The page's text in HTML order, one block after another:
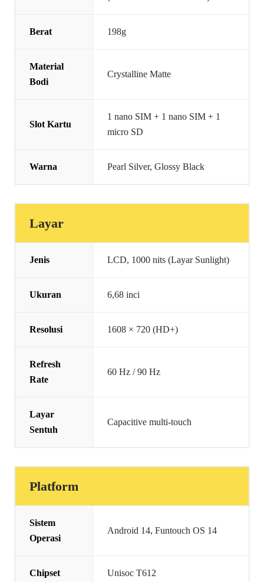
Berat 198g
Material
Bodi
Crystalline Matte
Slot Kartu
1 nano SIM + 1 nano SIM + 1
micro SD
Warna Pearl Silver, Glossy Black
Layar
Jenis LCD, 1000 nits (Layar Sunlight)
Ukuran 6,68 inci
Resolusi 1608 × 720 (HD+)
Refresh
Rate
60 Hz / 90 Hz
Layar
Sentuh
Capacitive multi-touch
Platform
Sistem
Operasi
Android 14, Funtouch OS 14
Chipset Unisoc T612